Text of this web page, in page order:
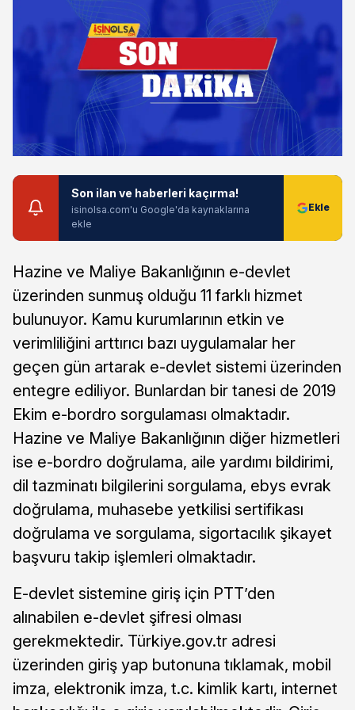
Son ilan ve haberleri kaçırma!
isinolsa.com'u Google'da kaynaklarına
ekle
Hazine ve Maliye Bakanlığının e-devlet
üzerinden sunmuş olduğu 11 farklı hizmet
bulunuyor. Kamu kurumlarının etkin ve
verimliliğini arttırıcı bazı uygulamalar her
geçen gün artarak e-devlet sistemi üzerinden
entegre ediliyor. Bunlardan bir tanesi de 2019
Ekim e-bordro sorgulaması olmaktadır.
Hazine ve Maliye Bakanlığının diğer hizmetleri
ise e-bordro doğrulama, aile yardımı bildirimi,
dil tazminatı bilgilerini sorgulama, ebys evrak
doğrulama, muhasebe yetkilisi sertifikası
doğrulama ve sorgulama, sigortacılık şikayet
başvuru takip işlemleri olmaktadır.
E-devlet sistemine giriş için PTT’den
alınabilen e-devlet şifresi olması
gerekmektedir. Türkiye.gov.tr adresi
üzerinden giriş yap butonuna tıklamak, mobil
imza, elektronik imza, t.c. kimlik kartı, internet